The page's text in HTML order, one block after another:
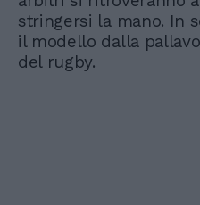
stringersi la mano. In
il modello dalla
del rugby.